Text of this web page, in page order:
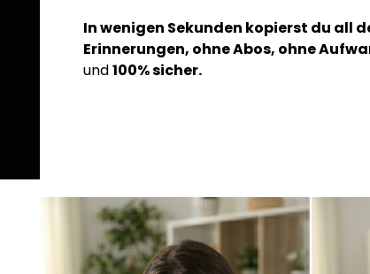
In wenigen Sekunden kopierst du all
Erinnerungen, ohne Abos, ohne
und100% sicher.